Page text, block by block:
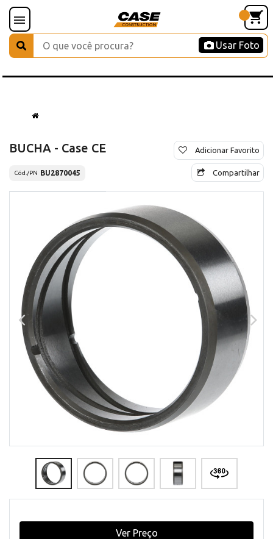
Usar Foto
BUCHA - Case CE
Cód./PN BU2870045
Adicionar Favorito
Compartilhar
Ver Preço